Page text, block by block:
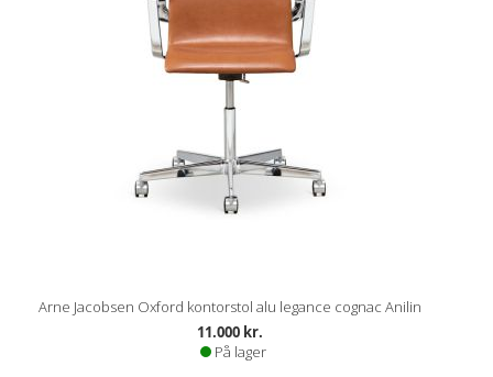
Arne Jacobsen Oxford kontorstol alu legance cognac Anilin
11.000 kr.
På lager